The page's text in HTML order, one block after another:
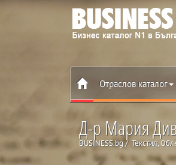
Отраслов каталог
Д-р Мария
BUSINESS.bg Текстил,